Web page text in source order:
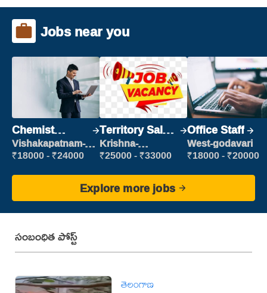
Jobs near you
Chemist
Production
Executive
Vishakapatnam-
new
₹18000 - ₹24000
Territory Sales
Manager
Krishna-
vijayawada
₹25000 - ₹33000
Office Staff
West-godavari
₹18000 - ₹20000
Explore more jobs
సంబంధిత పోస్ట్
తెలంగాణ